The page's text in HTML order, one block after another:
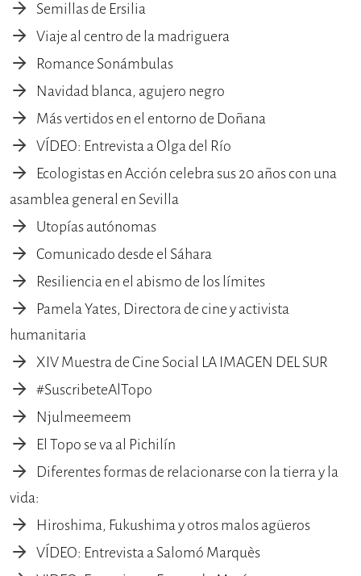
Semillas de Ersilia
Viaje al centro de la madriguera
Romance Sonámbulas
Navidad blanca, agujero negro
Más vertidos en el entorno de Doñana
VÍDEO: Entrevista a Olga del Río
Ecologistas en Acción celebra sus 20 años con una
asamblea general en Sevilla
Utopías autónomas
Comunicado desde el Sáhara
Resiliencia en el abismo de los límites
Pamela Yates, Directora de cine y activista
humanitaria
XIV Muestra de Cine Social LA IMAGEN DEL SUR
#SuscribeteAlTopo
Njulmeemeem
El Topo se va al Pichilín
Diferentes formas de relacionarse con la tierra y la
vida:
Hiroshima, Fukushima y otros malos agüeros
VÍDEO: Entrevista a Salomó Marquès